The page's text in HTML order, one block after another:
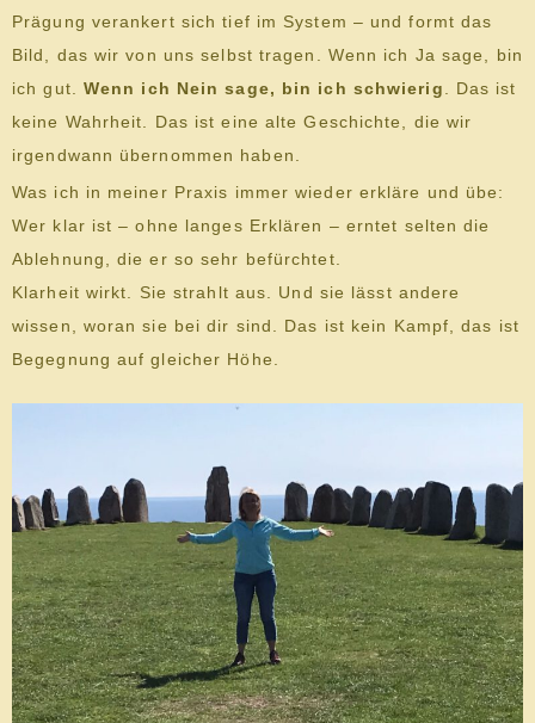
Prägung verankert sich tief im System – und formt das
Bild, das wir von uns selbst tragen. Wenn ich Ja sage, bin
ich gut. Wenn ich Nein sage, bin ich schwierig
. Das ist
keine Wahrheit. Das ist eine alte Geschichte, die wir
irgendwann übernommen haben.
Was ich in meiner Praxis immer wieder erkläre und übe:
Wer klar ist – ohne langes Erklären – erntet selten die
Ablehnung, die er so sehr befürchtet.
Klarheit wirkt. Sie strahlt aus. Und sie lässt andere
wissen, woran sie bei dir sind. Das ist kein Kampf, das ist
Begegnung auf gleicher Höhe.